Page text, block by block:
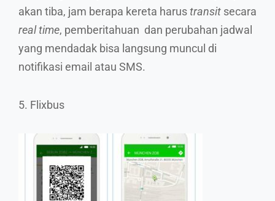
akan tiba, jam berapa kereta harustransit secara
real time, pemberitahuan dan perubahan jadwal
yang mendadak bisa langsung muncul di
notifikasi email atau SMS.
5. Flixbus